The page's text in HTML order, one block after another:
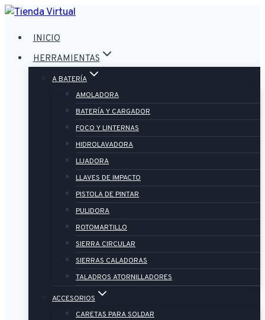
Saltar
contenido
INICIO
HERRAMIENTAS
A BATERÍA
AMOLADORA
BATERÍA Y CARGADOR
FOCO Y LINTERNAS
HIDROLAVADORA
LIJADORA
LLAVES DE IMPACTO
PISTOLA DE PINTAR
PULIDORA
ROTOMARTILLO
SIERRA CIRCULAR
SIERRAS CALADORAS
TALADROS ATORNILLADORES
ACCESORIOS
CARETAS PARA SOLDAR